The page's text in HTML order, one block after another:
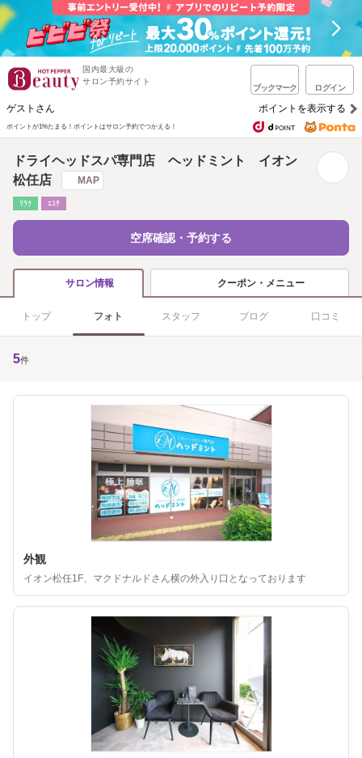
国内最大級の
サロン予約サイト
ブックマーク ログイン
ゲストさん ポイントを表示する
ポイントが1%たまる！ ポイントはサロン予約でつかえる！
ドライヘッドスパ専門店 ヘッドミント イオン
松任店
MAP
ﾘﾗｸ ｴｽﾃ
空席確認・予約する
サロン情報 クーポン・メニュー
トップ フォト スタッフ ブログ 口コミ
5件
外観
イオン松任1F、マクドナルドさん横の外入り口となっております